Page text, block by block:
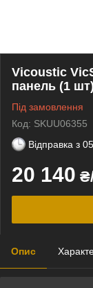
Vicoustic
панель (1 шт)
Під замовлення
Код: SKUU06355
Відправка з
20 140
Опис